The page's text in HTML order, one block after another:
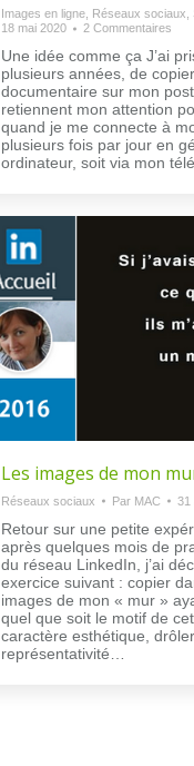
Images en ligne Réseaux sociaux
18 mai 2020
2 Commentaires
Une idée comme ça J’ai
plusieurs années, de
documentaire sur mon
retiennent mon attention
quand je me connecte à
plusieurs fois par jour en
ordinateur, soit via mon
Les images de mon
Réseaux sociaux Par MAC 31
Retour sur une petite
après quelques mois de
du réseau LinkedIn, j’ai
exercice suivant : copier
images de mon « mur »
quel que soit le motif de
caractère esthétique,
représentativité…